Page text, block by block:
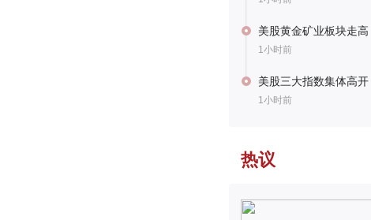
美股黄金矿业板块走高
1小时前
美股三大指数集体高开
1小时前
热议